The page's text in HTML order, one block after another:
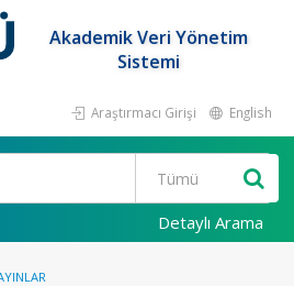
Akademik Veri Yönetim
Sistemi
Araştırmacı Girişi English
Detaylı Arama